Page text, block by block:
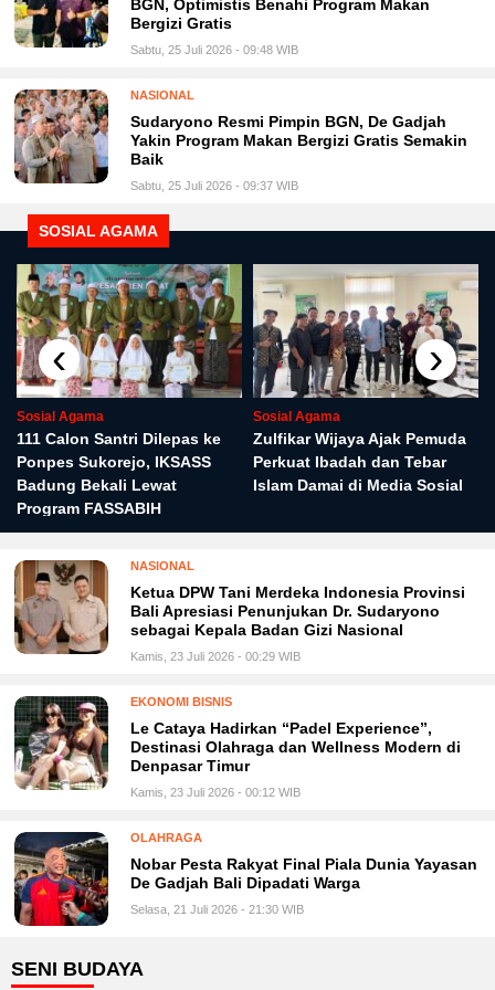
BGN, Optimistis Benahi Program Makan
Bergizi Gratis
Sabtu, 25 Juli 2026 - 09:48 WIB
NASIONAL
Sudaryono Resmi Pimpin BGN, De Gadjah
Yakin Program Makan Bergizi Gratis Semakin
Baik
Sabtu, 25 Juli 2026 - 09:37 WIB
SOSIAL AGAMA
Sosial Agama
111 Calon Santri Dilepas ke
Ponpes Sukorejo, IKSASS
Badung Bekali Lewat
Program FASSABIH
Sosial Agama
Zulfikar Wijaya Ajak Pemuda
Perkuat Ibadah dan Tebar
Islam Damai di Media Sosial
‹ ›
NASIONAL
Ketua DPW Tani Merdeka Indonesia Provinsi
Bali Apresiasi Penunjukan Dr. Sudaryono
sebagai Kepala Badan Gizi Nasional
Kamis, 23 Juli 2026 - 00:29 WIB
EKONOMI BISNIS
Le Cataya Hadirkan “Padel Experience”,
Destinasi Olahraga dan Wellness Modern di
Denpasar Timur
Kamis, 23 Juli 2026 - 00:12 WIB
OLAHRAGA
Nobar Pesta Rakyat Final Piala Dunia Yayasan
De Gadjah Bali Dipadati Warga
Selasa, 21 Juli 2026 - 21:30 WIB
SENI BUDAYA